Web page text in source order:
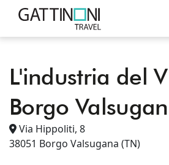
PROVINCIA AUTONOMA DI
L'INDUSTRIA DEL VIAGGIO FIL. BORGO
L'industria del
Borgo
Via Hippoliti, 8
38051 Borgo Valsugana (TN)